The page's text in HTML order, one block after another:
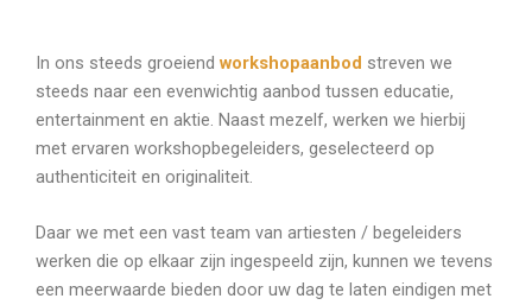
In ons steeds groeiend workshopaanbod streven we
steeds naar een evenwichtig aanbod tussen educatie,
entertainment en aktie. Naast mezelf, werken we hierbij
met ervaren workshopbegeleiders, geselecteerd op
authenticiteit en originaliteit.
Daar we met een vast team van artiesten / begeleiders
werken die op elkaar zijn ingespeeld zijn, kunnen we tevens
een meerwaarde bieden door uw dag te laten eindigen met